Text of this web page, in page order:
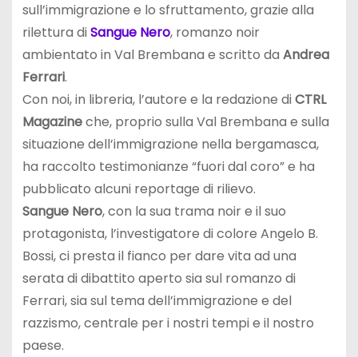
sull’immigrazione e lo sfruttamento, grazie alla
rilettura diSangue Nero, romanzo noir
ambientato in Val Brembana e scritto da Andrea
Ferrari.
Con noi, in libreria, l’autore e la redazione diCTRL
Magazineche, proprio sulla Val Brembana e sulla
situazione dell’immigrazione nella bergamasca,
ha raccolto testimonianze “fuori dal coro” e ha
pubblicato alcuni reportage di rilievo.
Sangue Nero, con la sua trama noir e il suo
protagonista, l’investigatore di colore Angelo B.
Bossi, ci presta il fianco per dare vita ad una
serata di dibattito aperto sia sul romanzo di
Ferrari, sia sul tema dell’immigrazione e del
razzismo, centrale per i nostri tempi e il nostro
paese.